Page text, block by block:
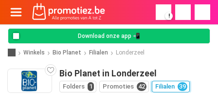
!
Download onze app 📲
Winkels Bio Planet Filialen Londerzeel
Bio Planet in Londerzeel
Folders 1 Promoties 42 Filialen 39